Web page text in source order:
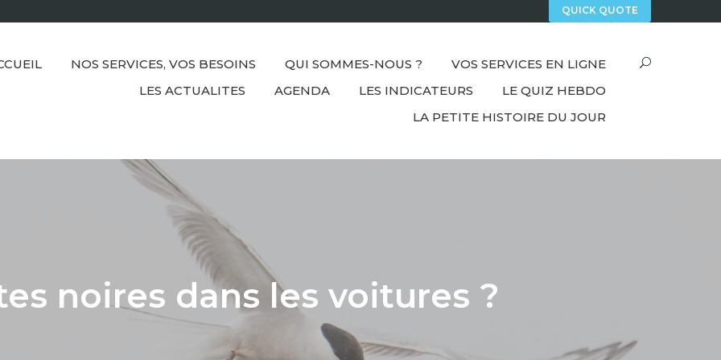
QUICK QUOTE
NOS SERVICES, VOS BESOINS QUI SOMMES-NOUS ?
VOS SERVICES EN LIGNE
LES ACTUALITES
AGENDA LES INDICATEURS
LE QUIZ HEBDO
LA PETITE HISTOIRE DU JOUR
noires dans les voitures ?